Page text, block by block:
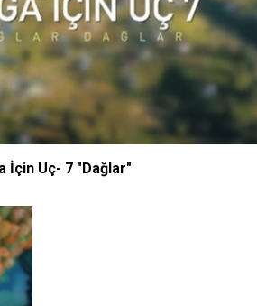
İçin Uç- 7 "Dağlar"